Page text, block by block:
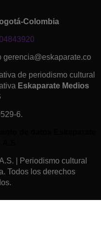
Colombia
gerencia@eskaparate.co
de periodismo cultural
Eskaparate Medios
6.
| Periodismo cultural
Todos los derechos